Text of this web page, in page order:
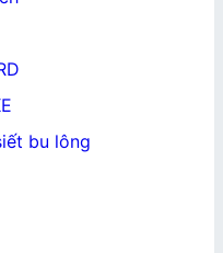
bu lông